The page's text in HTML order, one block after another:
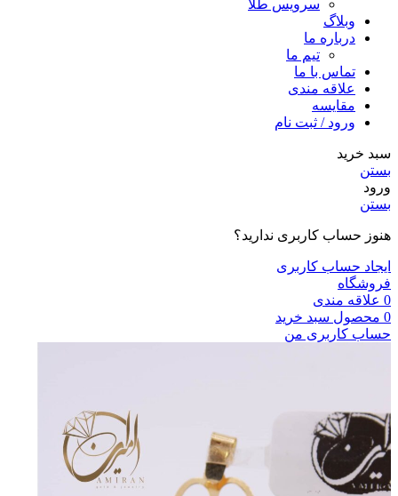
سرویس طلا
وبلاگ
درباره ما
تیم ما
تماس با ما
علاقه مندی
مقایسه
ورود / ثبت نام
سبد خرید
بستن
ورود
بستن
هنوز حساب کاربری ندارید؟
ایجاد حساب کاربری
فروشگاه
0 علاقه مندی
0 محصول سبد خرید
حساب کاربری من